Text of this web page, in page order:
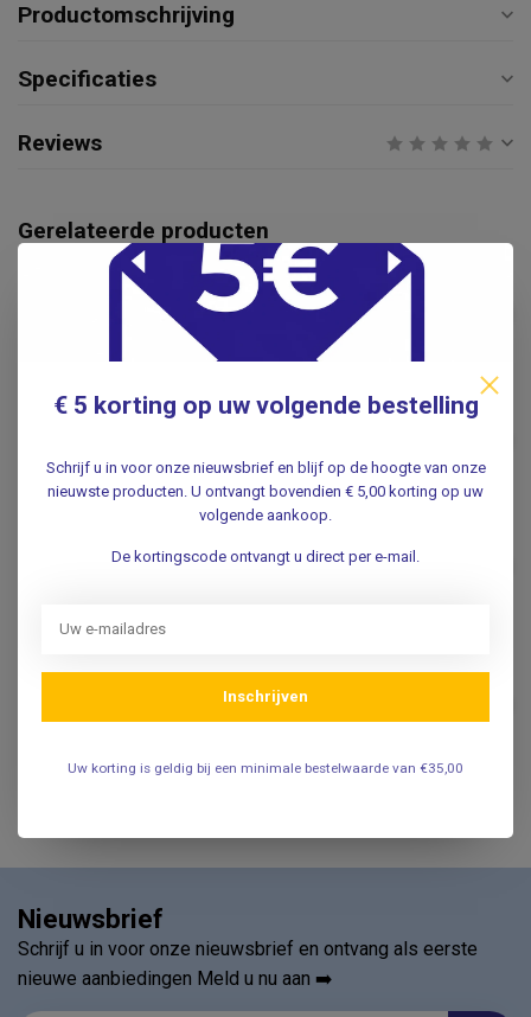
Productomschrijving
Specificaties
Reviews
Gerelateerde producten
WELCH ALLYN
Welch Allyn Oogspiegel
reservelampje 04900
MacroView 6500 - 3,5 vlt
.
Welch Allyn Panoptic
€49,99
WELCH ALLYN
Welch Allyn Oogspiegel
reservelampje 04900-LED
Nieuwsbrief
Schrijf u in voor onze nieuwsbrief en ontvang als eerste
nieuwe aanbiedingen Meld u nu aan ➡️
€ 5 korting op uw volgende bestelling
Schrijf u in voor onze nieuwsbrief en blijf op de hoogte van onze
nieuwste producten. U ontvangt bovendien € 5,00 korting op uw
volgende aankoop.
De kortingscode ontvangt u direct per e-mail.
Inschrijven
Uw korting is geldig bij een minimale bestelwaarde van €35,00